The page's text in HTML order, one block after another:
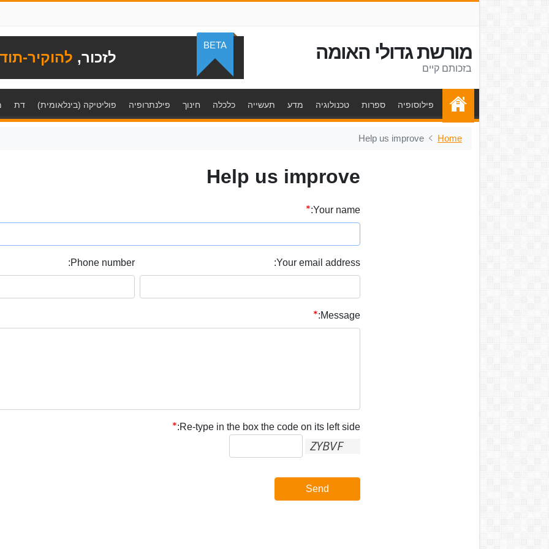
מורשת גדולי האומה
בזכותם קיים
לזכור, להוקיר-
BETA
פילוסופיה ספרות טכנולוגיה מדע תעשייה כלכלה חינוך פילנתרופיה פוליטיקה (בינלאומית) דת
Home
Help us improve
Help us improve
Your name:
Your email address:
Phone number:
Message:
Re-type in the box the code on its left side:
Send